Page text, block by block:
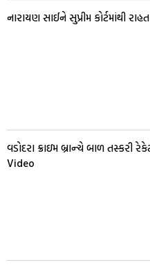
નારાયણ સાઈને સુપ્રીમ કોર્ટમાંથી
વડોદરા ક્રાઇમ બ્રાન્ચે બાળ તસ્કરી
Video